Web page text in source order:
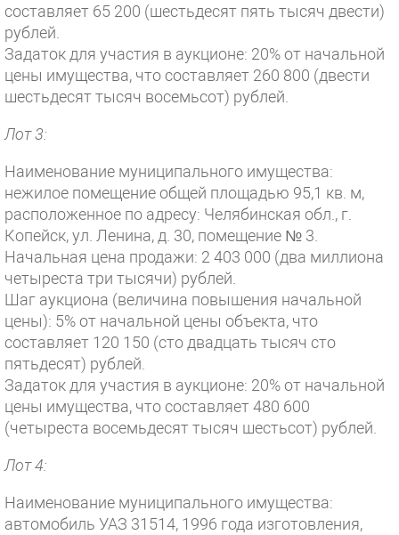
составляет 65 200 (шестьдесят пять тысяч двести)
рублей.
Задаток для участия в аукционе: 20% от начальной
цены имущества, что составляет 260 800 (двести
шестьдесят тысяч восемьсот) рублей.
Лот 3:
Наименование муниципального имущества:
нежилое помещение общей площадью 95,1 кв. м,
расположенное по адресу: Челябинская обл., г.
Копейск, ул. Ленина, д. 30, помещение № 3.
Начальная цена продажи: 2 403 000 (два миллиона
четыреста три тысячи) рублей.
Шаг аукциона (величина повышения начальной
цены): 5% от начальной цены объекта, что
составляет 120 150 (сто двадцать тысяч сто
пятьдесят) рублей.
Задаток для участия в аукционе: 20% от начальной
цены имущества, что составляет 480 600
(четыреста восемьдесят тысяч шестьсот) рублей.
Лот 4:
Наименование муниципального имущества:
автомобиль УАЗ 31514, 1996 года изготовления,